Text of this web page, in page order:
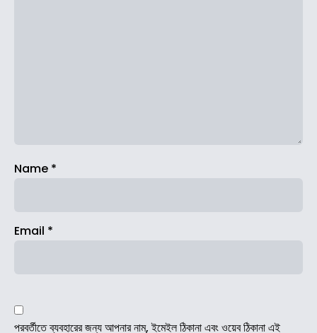
Name *
Email *
পরবর্তীতে ব্যবহারের জন্য আপনার নাম, ইমেইল ঠিকানা এবং ওয়েব ঠিকানা এই